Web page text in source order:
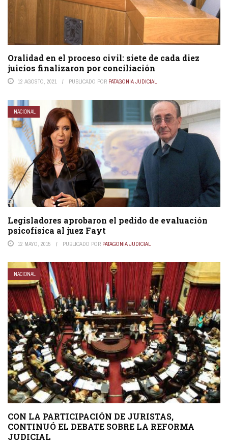
Oralidad en el proceso civil: siete de cada diez
juicios finalizaron por conciliación
12 AGOSTO, 2021 PUBLICADO POR PATAGONIA JUDICIAL
NACIONAL
Legisladores aprobaron el pedido de evaluación
psicofísica al juez Fayt
12 MAYO, 2015 PUBLICADO POR PATAGONIA JUDICIAL
NACIONAL
CON LA PARTICIPACIÓN DE JURISTAS,
CONTINUÓ EL DEBATE SOBRE LA REFORMA
JUDICIAL